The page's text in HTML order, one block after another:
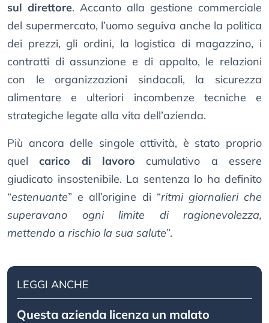
sul direttore. Accanto alla gestione commerciale
del supermercato, l’uomo seguiva anche la politica
dei prezzi, gli ordini, la logistica di magazzino, i
contratti di assunzione e di appalto, le relazioni
con le organizzazioni sindacali, la sicurezza
alimentare e ulteriori incombenze tecniche e
strategiche legate alla vita dell’azienda.
Più ancora delle singole attività, è stato proprio
quelcarico di lavoro cumulativo a essere
giudicato insostenibile. La sentenza lo ha definito
“estenuante” e all’origine di “ritmi giornalieri che
superavano ogni limite di ragionevolezza,
mettendo a rischio la sua salute”.
LEGGI ANCHE
Questa azienda licenza un malato